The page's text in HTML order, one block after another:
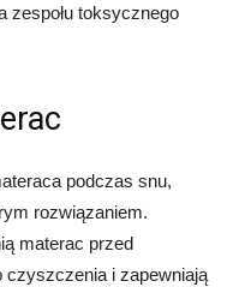
zespołu toksycznego
podczas snu,
rozwiązaniem.
materac przed
czyszczenia i zapewniają